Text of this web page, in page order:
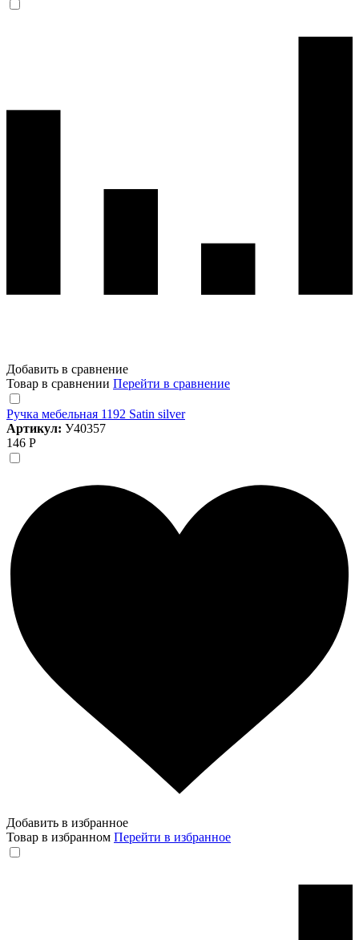
Добавить в сравнение
Товар в сравнении Перейти в сравнение
Ручка мебельная 1192 Satin silver
Артикул: У40357
146 Р
Добавить в избранное
Товар в избранном Перейти в избранное